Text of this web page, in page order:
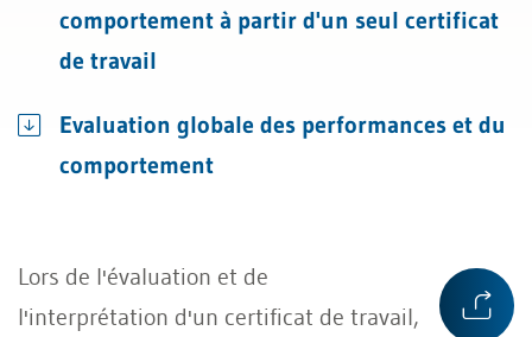
comportement à partir d'un seul certificat
de travail
Evaluation globale des performances et du
comportement
Lors de l'évaluation et de
l'interprétation d'un certificat de travail,